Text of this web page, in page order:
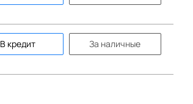
В кредит За наличные